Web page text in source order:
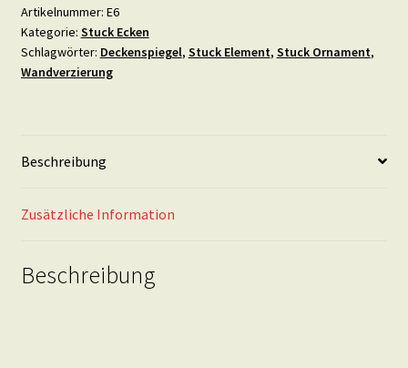
Artikelnummer: E6
Kategorie: Stuck Ecken
Schlagwörter: Deckenspiegel, Stuck Element, Stuck Ornament,
Wandverzierung
Beschreibung
Zusätzliche Information
Beschreibung